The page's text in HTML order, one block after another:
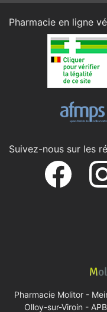
Pharmacie en ligne
Suivez-nous sur les
Pharmacie Molitor -
Olloy-sur-Viroin -